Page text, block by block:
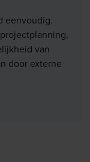
eenvoudig.
van
door externe
zijn met